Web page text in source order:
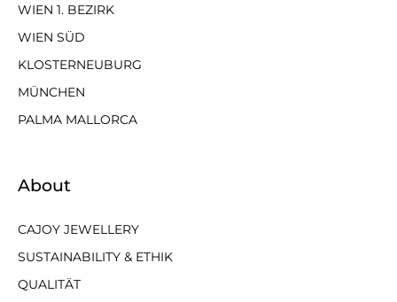
WIEN 1. BEZIRK
WIEN SÜD
KLOSTERNEUBURG
MÜNCHEN
PALMA MALLORCA
About
CAJOY JEWELLERY
SUSTAINABILITY & ETHIK
QUALITÄT